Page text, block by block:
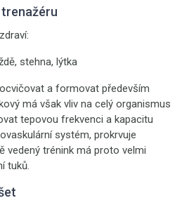
stehna, lýtka
a formovat především
má však vliv na celý organismus
tepovou frekvenci a kapacitu
systém, prokrvuje
vedený trénink má proto velmi
tuků.